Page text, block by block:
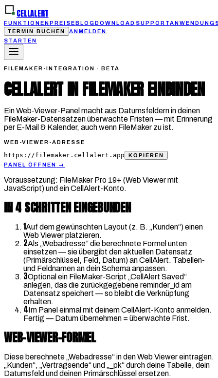
CELLALERT
FUNKTIONENPREISEBLOGDOWNLOAD SUPPORT
TERMIN BUCHEN
ANMELDEN
STARTEN
FILEMAKER-INTEGRATION · BETA
CELLALERT IN FILEMAKER EINBINDEN
Ein Web-Viewer-Panel macht aus Datumsfeldern in deinen
FileMaker-Datensätzen überwachte Fristen — mit Erinnerung
per E-Mail & Kalender, auch wenn FileMaker zu ist.
WEB-VIEWER-ADRESSE
https://filemaker.cellalert.app
KOPIEREN
PANEL ÖFFNEN
→
Voraussetzung: FileMaker Pro 19+ (Web Viewer mit
JavaScript) und ein CellAlert-Konto.
IN 4 SCHRITTEN EINGEBUNDEN
1Auf dem gewünschten Layout (z. B. „Kunden“) einen
Web Viewer platzieren.
2Als „Webadresse“ die berechnete Formel unten
einsetzen — sie übergibt den aktuellen Datensatz
(Primärschlüssel, Feld, Datum) an CellAlert. Tabellen-
und Feldnamen an dein Schema anpassen.
3Optional ein FileMaker-Script „CellAlert Saved“
anlegen, das die zurückgegebene reminder_id am
Datensatz speichert — so bleibt die Verknüpfung
erhalten.
4Im Panel einmal mit deinem CellAlert-Konto anmelden.
Fertig — Datum übernehmen = überwachte Frist.
WEB-VIEWER-FORMEL
Diese berechnete „Webadresse“ in den Web Viewer eintragen.
„Kunden“, „Vertragsende“ und „_pk“ durch deine Tabelle, dein
Datumsfeld und deinen Primärschlüssel ersetzen.